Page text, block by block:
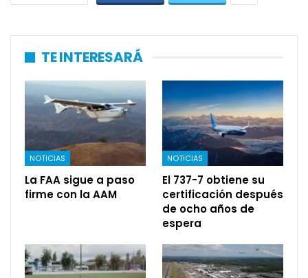
TE INTERESARÁ
NOTICIAS
La FAA sigue a paso
firme con la AAM
NOTICIAS
El 737-7 obtiene su
certificación después
de ocho años de
espera